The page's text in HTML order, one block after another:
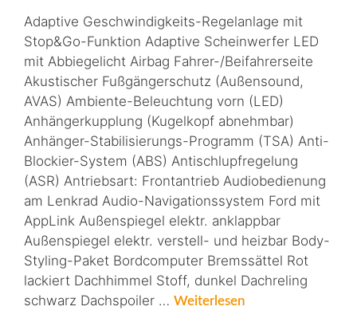
Adaptive Geschwindigkeits-Regelanlage mit
Stop&Go-Funktion Adaptive Scheinwerfer LED
mit Abbiegelicht Airbag Fahrer-/Beifahrerseite
Akustischer Fußgängerschutz (Außensound,
AVAS) Ambiente-Beleuchtung vorn (LED)
Anhängerkupplung (Kugelkopf abnehmbar)
Anhänger-Stabilisierungs-Programm (TSA) Anti-
Blockier-System (ABS) Antischlupfregelung
(ASR) Antriebsart: Frontantrieb Audiobedienung
am Lenkrad Audio-Navigationssystem Ford mit
AppLink Außenspiegel elektr. anklappbar
Außenspiegel elektr. verstell- und heizbar Body-
Styling-Paket Bordcomputer Bremssättel Rot
lackiert Dachhimmel Stoff, dunkel Dachreling
schwarz Dachspoiler … Weiterlesen